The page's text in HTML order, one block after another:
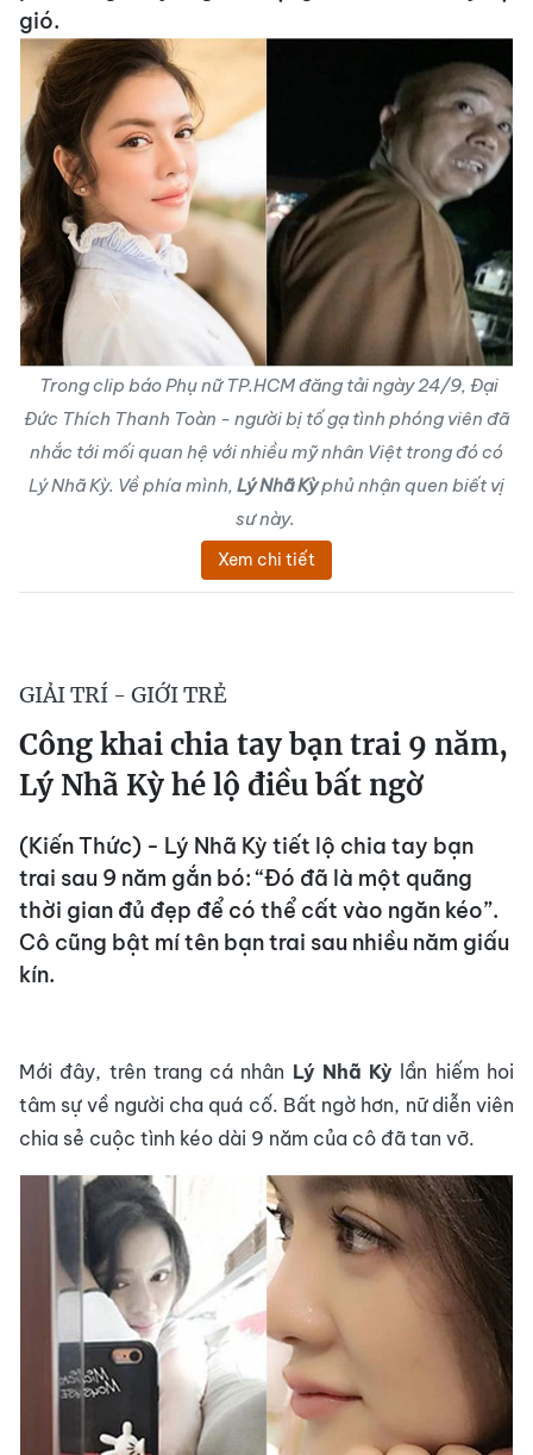
gió.
Trong clip báo Phụ nữ TP.HCM đăng tải ngày 24/9, Đại
Đức Thích Thanh Toàn - người bị tố gạ tình phóng viên đã
nhắc tới mối quan hệ với nhiều mỹ nhân Việt trong đó có
Lý Nhã Kỳ. Về phía mình, Lý Nhã Kỳphủ nhận quen biết vị
sư này.
Xem chi tiết
GIẢI TRÍ - GIỚI TRẺ
Công khai chia tay bạn trai 9 năm,
Lý Nhã Kỳ hé lộ điều bất ngờ
(Kiến Thức) - Lý Nhã Kỳ tiết lộ chia tay bạn
trai sau 9 năm gắn bó: “Đó đã là một quãng
thời gian đủ đẹp để có thể cất vào ngăn kéo”.
Cô cũng bật mí tên bạn trai sau nhiều năm giấu
kín.
Mới đây, trên trang cá nhân Lý Nhã Kỳ lần hiếm hoi
tâm sự về người cha quá cố. Bất ngờ hơn, nữ diễn viên
chia sẻ cuộc tình kéo dài 9 năm của cô đã tan vỡ.